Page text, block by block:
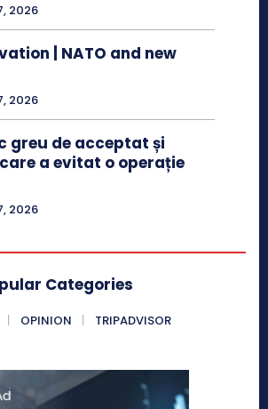
2026
| NATO and new
2026
greu de acceptat și
a evitat o operație
2026
Categories
OPINION TRIPADVISOR